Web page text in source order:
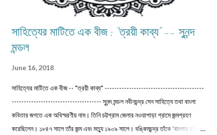
সাহিত্যের মাটিতে এক বীজ : "ত্রয়ী কাব্য" -- সুনন্দ
মন্ডল
June 16, 2018
সাহিত্যের মাটিতে এক বীজ -- "ত্রয়ী কাব্য" -----------------------------------------
------------------------------------- সুনন্দ মন্ডল নবীনচন্দ্র সেন সাহিত্যে তথা বাংলা
কবিতার জগতে এক অবিস্মরণীয় নাম। তিনি চট্টগ্রাম জেলার নওয়াপাড়া গ্রামে জন্মগ্রহণ
করেছিলেন। ১৮৪৭ সালে তাঁর জন্ম এবং মত্যু ১৯০৯ সালে। বঙ্কিমচন্দ্র তাঁকে 'বাংলার বায়রন'